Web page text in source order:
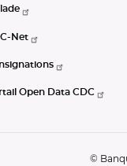
Net
Open Data CDC
©